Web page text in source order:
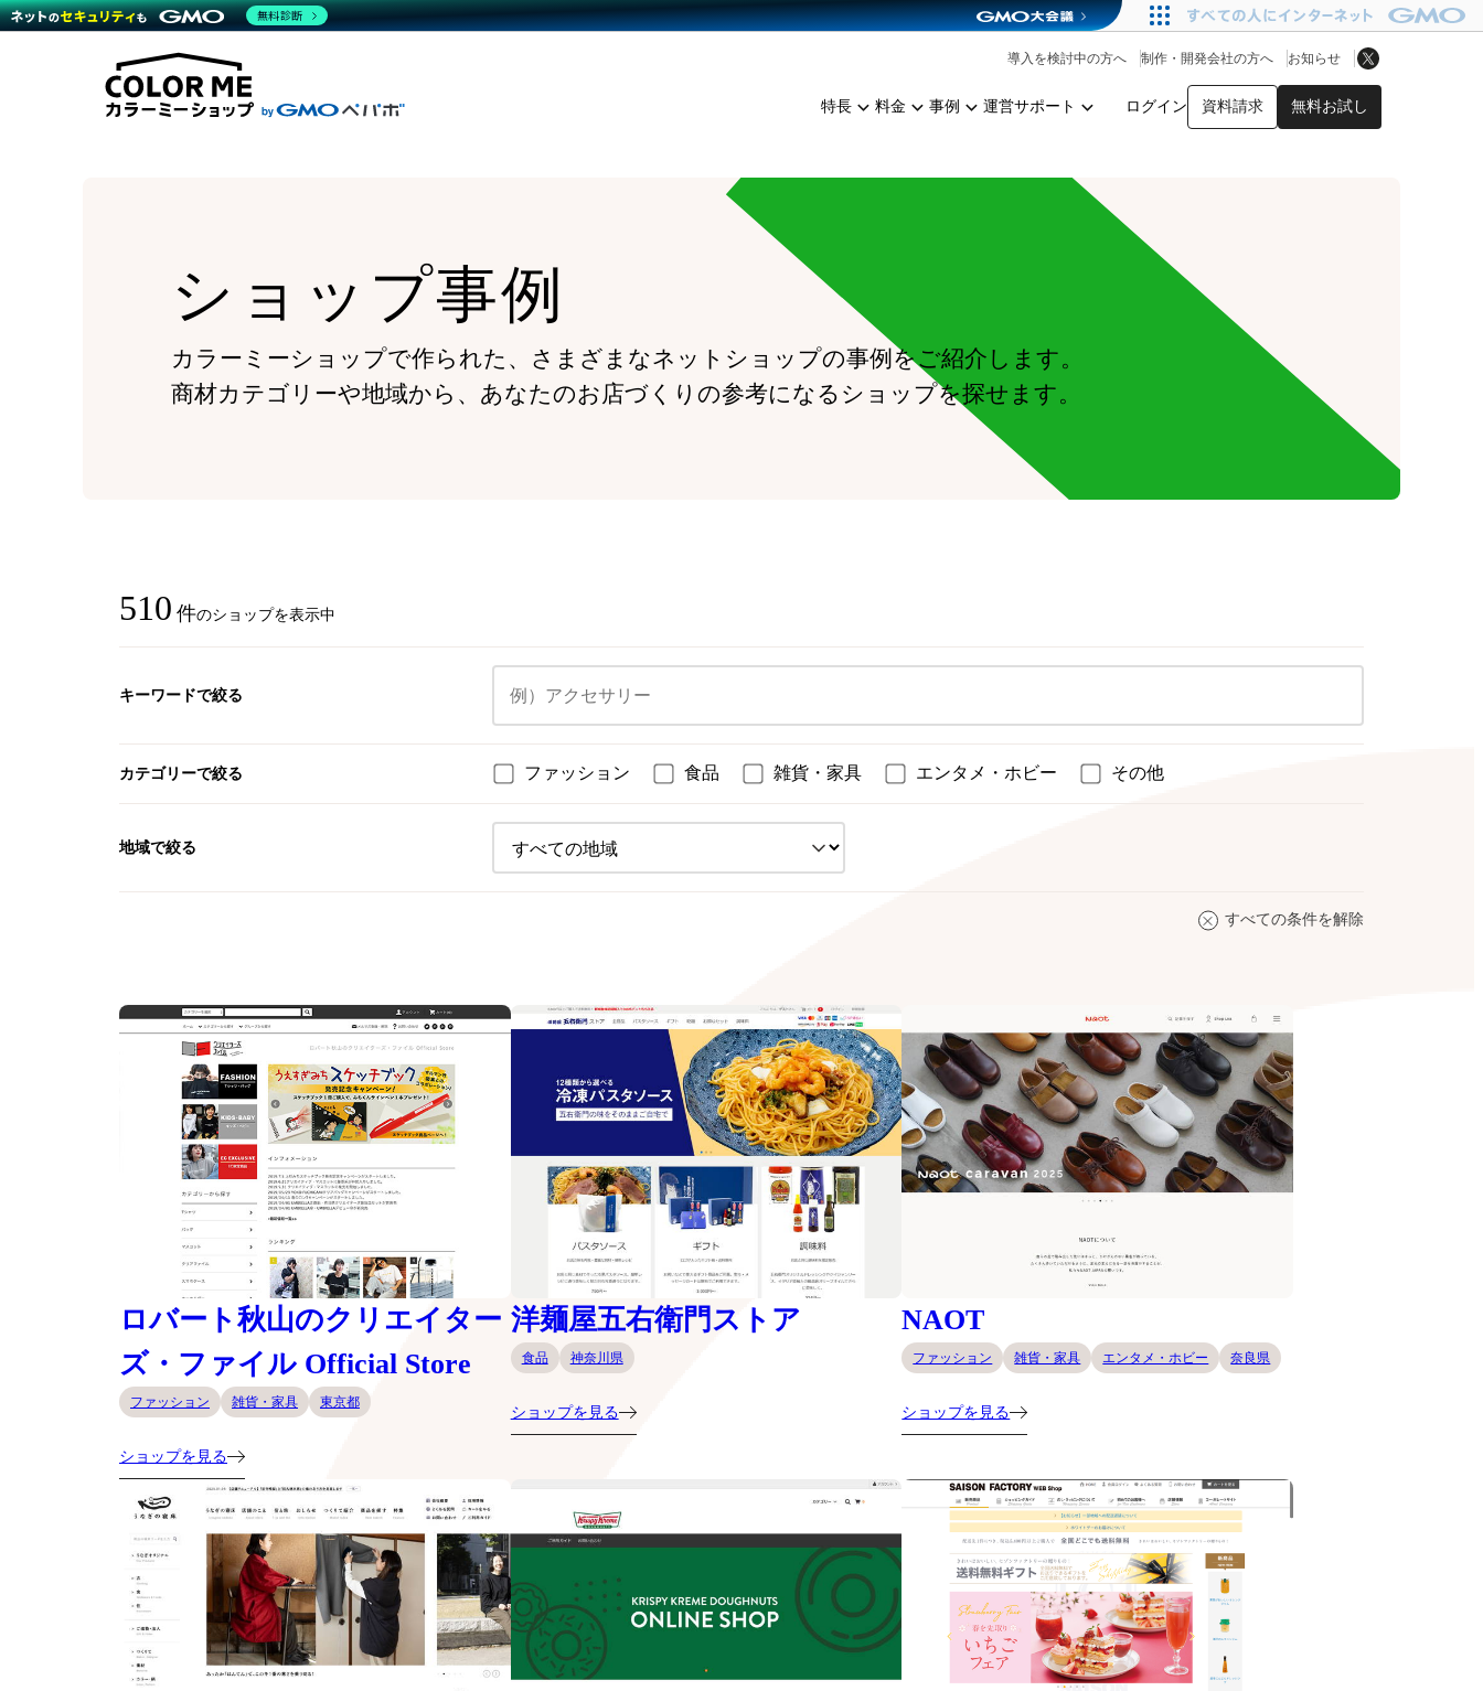
特長 料金 事例 運営サポート ログイン 資料請求 無料お試し
導入を検討中の方へ 制作・開発会社の方へ お知らせ
商材一覧を見る
機能一覧を見る
WordPress導入
顧客ロイヤリティを向上
モバイルアプリ
複数店舗との連携
雑貨販売 アプリストア
料金
プラン・料金一覧を見る
料金シミュレーション
事例
運営サポート
サポート一覧を見る
コミュニティイベントCarty
ショップ事例
カラーミーショップで作られた、さまざまなネットショップの事例をご紹介します。
商材カテゴリーや地域から、あなたのお店づくりの参考になるショップを探せます。
510 件のショップを表示中
キーワードで絞る
カテゴリーで絞る ファッション 食品 雑貨・家具 エンタメ・ホビー その他
地域で絞る
すべての条件を解除
ロバート秋山のクリエイター
ズ・ファイル Official Store
ファッション 雑貨・家具 東京都
ショップを見る
洋麺屋五右衛門ストア
食品 神奈川県
ショップを見る
NAOT
ファッション 雑貨・家具 エンタメ・ホビー 奈良県
ショップを見る
無料診断